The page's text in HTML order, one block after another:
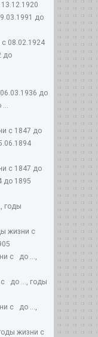
до
08.02.1924
до
до
...
с 1847 до
с 1847 до
до 1895
годы
жизни с
с до ...,
до ..., годы
с до ...,
жизни с